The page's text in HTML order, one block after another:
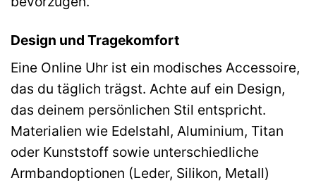
Design und Tragekomfort
Eine Online Uhr ist ein modisches Accessoire,
das du täglich trägst. Achte auf ein Design,
das deinem persönlichen Stil entspricht.
Materialien wie Edelstahl, Aluminium, Titan
oder Kunststoff sowie unterschiedliche
Armbandoptionen (Leder, Silikon, Metall)